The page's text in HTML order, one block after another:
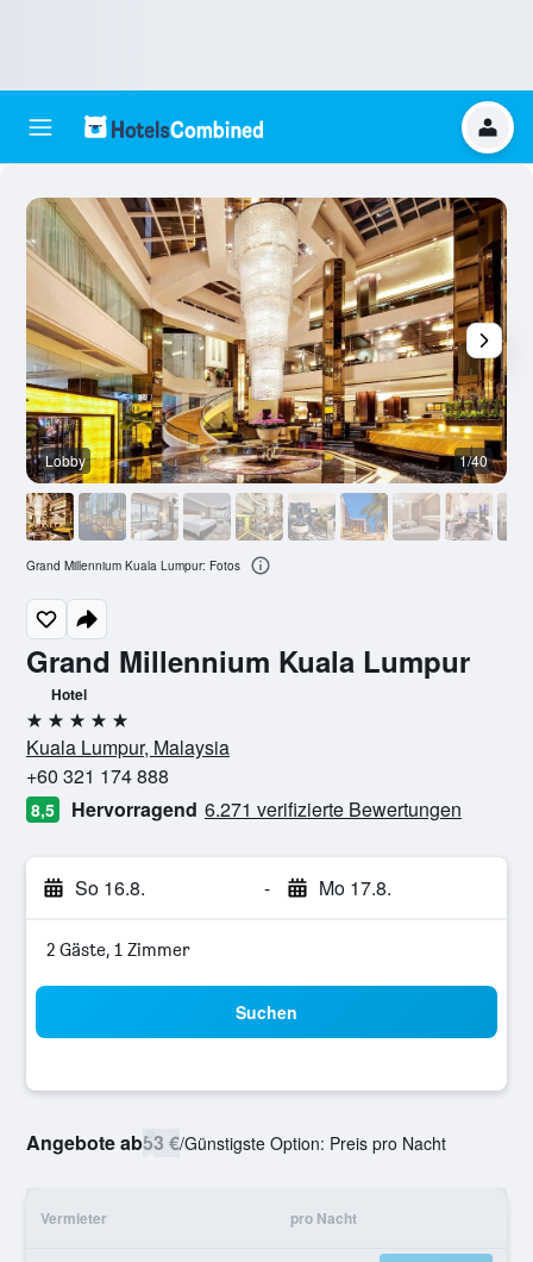
Grand Millennium Kuala Lumpur
Hotel
5 Sterne
Kuala Lumpur, Malaysia
+60 321 174 888
8,5 Hervorragend 6.271 verifizierte Bewertungen
So 16.8. - Mo 17.8.
2 Gäste, 1 Zimmer
Suchen
Angebote ab53 €/Günstigste Option: Preis pro Nacht
Vermieter pro Nacht
Lobby 1/40
Grand Millennium Kuala Lumpur: Fotos